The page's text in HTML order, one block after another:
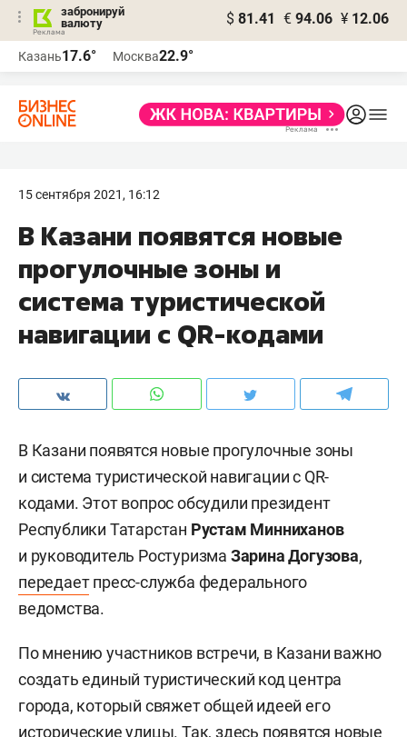
забронируй
валюту
$ 81.41 € 94.06 ¥ 12.06
Казань17.6° Москва22.9°
15 сентября 2021, 16:12
В Казани появятся новые
прогулочные зоны и
система туристической
навигации с QR-кодами
В Казани появятся новые прогулочные зоны
и система туристической навигации с QR-
кодами. Этот вопрос обсудили президент
Республики Татарстан Рустам Минниханов
и руководитель Ростуризма Зарина Догузова,
передаетпресс-служба федерального
ведомства.
По мнению участников встречи, в Казани важно
создать единый туристический код центра
города, который свяжет общей идеей его
исторические улицы. Так, здесь появятся новые